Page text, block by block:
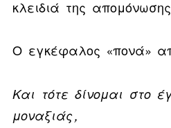
κλειδιά της
Ο εγκέφαλος «πονά»
Και τότε δίνομαι στο
μοναξιάς,